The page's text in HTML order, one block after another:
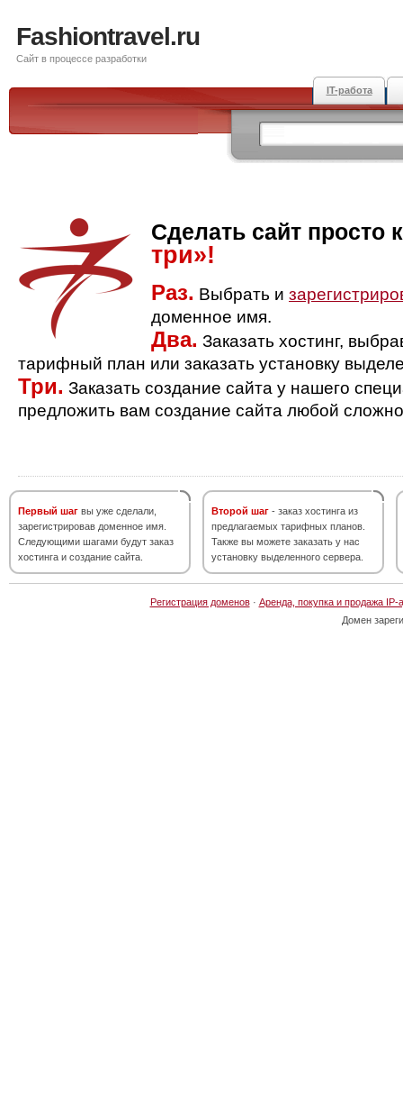
Fashiontravel.ru
Сайт в процессе разработки
IT-работа
Сделать сайт просто
три»!
Раз. Выбрать и
доменное имя.
Два. Заказать хостинг,
тарифный план или заказать установку
Три. Заказать создание сайта у нашего
предложить вам создание сайта любой
Первый шаг вы уже сделали,
зарегистрировав доменное имя.
Следующими шагами будут заказ
хостинга и создание сайта.
Второй шаг - заказ хостинга из
предлагаемых тарифных планов.
Также вы можете заказать у нас
установку выделенного сервера.
Регистрация доменов· Аренда, покупка и продажа IP-
Домен